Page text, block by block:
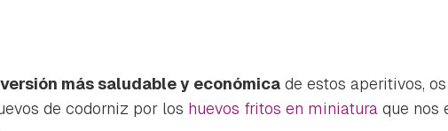
más saludable y económica de estos aperitivos,
de codorniz por los huevos fritos en miniatura que nos